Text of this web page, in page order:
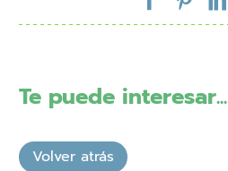
Te puede interesar...